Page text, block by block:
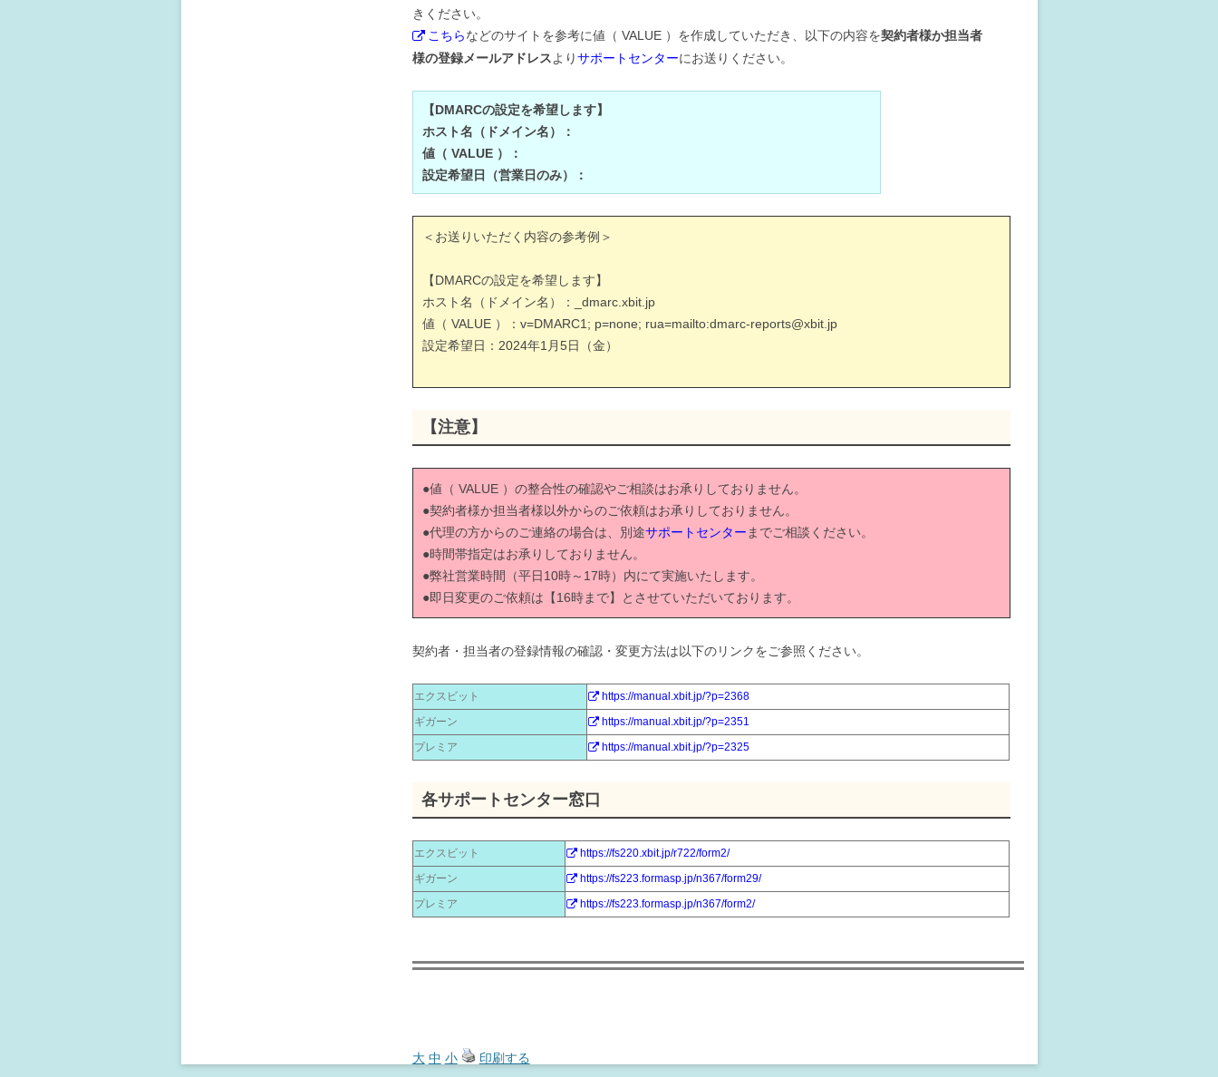
きください。
こちらなどのサイトを参考に値（ VALUE ）を作成していただき、以下の内容を契約者様か担当者
様の登録メールアドレスよりサポートセンターにお送りください。
【DMARCの設定を希望します】
ホスト名（ドメイン名）：
値（ VALUE ）：
設定希望日（営業日のみ）：
＜お送りいただく内容の参考例＞
【DMARCの設定を希望します】
ホスト名（ドメイン名）：_dmarc.xbit.jp
値（ VALUE ）：v=DMARC1; p=none; rua=mailto:dmarc-reports@xbit.jp
設定希望日：2024年1月5日（金）
【注意】
●値（ VALUE ）の整合性の確認やご相談はお承りしておりません。
●契約者様か担当者様以外からのご依頼はお承りしておりません。
●代理の方からのご連絡の場合は、別途サポートセンター までご相談ください。
●時間帯指定はお承りしておりません。
●弊社営業時間（平日10時～17時）内にて実施いたします。
●即日変更のご依頼は【16時まで】とさせていただいております。
契約者・担当者の登録情報の確認・変更方法は以下のリンクをご参照ください。
エクスビット
https://manual.xbit.jp/?p=2368
ギガーン
https://manual.xbit.jp/?p=2351
プレミア
https://manual.xbit.jp/?p=2325
各サポートセンター窓口
エクスビット
https://fs220.xbit.jp/r722/form2/
ギガーン
https://fs223.formasp.jp/n367/form29/
プレミア
https://fs223.formasp.jp/n367/form2/
大 中 小 印刷する